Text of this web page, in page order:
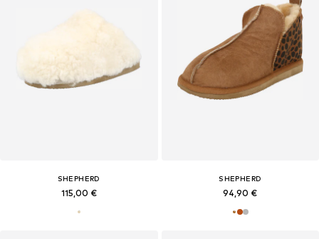
SHEPHERD
115,00 €
SHEPHERD
94,90 €